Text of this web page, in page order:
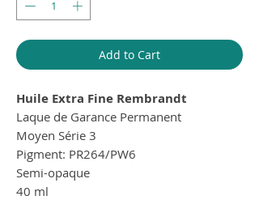
Add to Cart
Huile Extra Fine Rembrandt
Laque de Garance Permanent
Moyen Série 3
Pigment: PR264/PW6
Semi-opaque
40 ml